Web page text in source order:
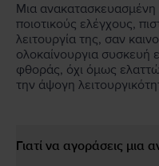
Μια
ποιοτικούς ελέγχους,
λειτουργία της, σαν
ολοκαίνουργια συσκευή
φθοράς, όχι όμως
την άψογη
Γιατί να αγοράσεις μια